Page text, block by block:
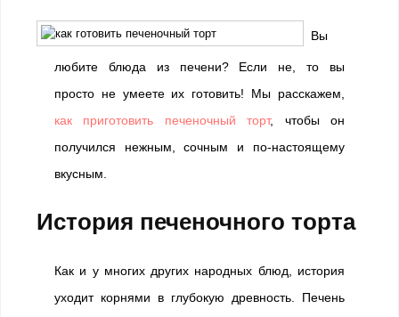
Вы
любите блюда из печени? Если не, то вы
просто не умеете их готовить! Мы расскажем,
как приготовить печеночный торт, чтобы он
получился нежным, сочным и по-настоящему
вкусным.
История печеночного торта
Как и у многих других народных блюд, история
уходит корнями в глубокую древность. Печень